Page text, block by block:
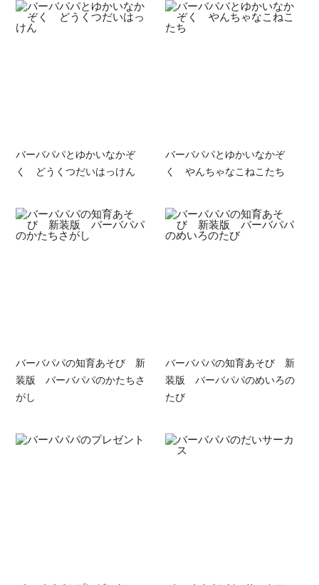
バーバパパとゆかいなかぞ
く どうくつだいはっけん
バーバパパとゆかいなかぞ
く やんちゃなこねこたち
バーバパパの知育あそび 新
装版 バーバパパのかたちさ
がし
バーバパパの知育あそび 新
装版 バーバパパのめいろの
たび